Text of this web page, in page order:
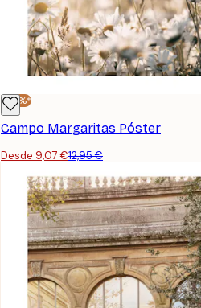
-30%*
Campo Margaritas Póster
Desde 9,07 €12,95 €